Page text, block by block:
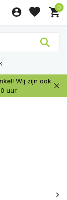
0
Wij zijn ook
uur